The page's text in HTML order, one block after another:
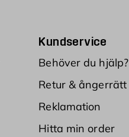
Kundservice
Behöver du hjälp?
Retur & ångerrätt
Reklamation
Hitta min order